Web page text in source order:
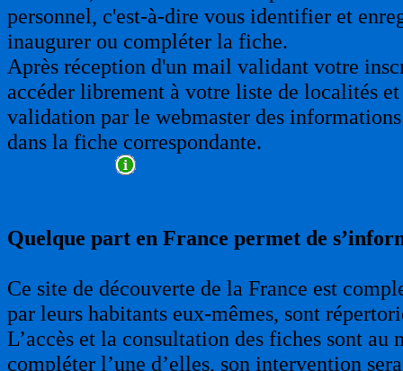
personnel, c'est-à-dire vous identifier et
inaugurer ou compléter la fiche.
Après réception d'un mail validant votre
accéder librement à votre liste de localités
validation par le webmaster des
dans la fiche correspondante.
Quelque part en France permet de
Ce site de découverte de la France est
par leurs habitants eux-mêmes, sont
L’accès et la consultation des fiches sont
compléter l’une d’elles, son intervention